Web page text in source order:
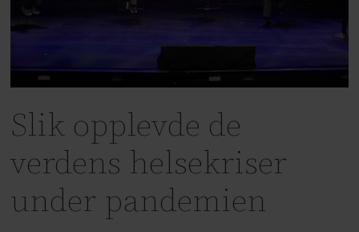
Slik opplevde de
verdens helsekriser
under pandemien